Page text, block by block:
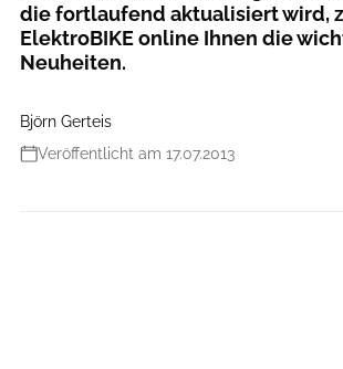
die fortlaufend aktualisiert wird,
ElektroBIKE online Ihnen die
Neuheiten.
Björn Gerteis
Veröffentlicht am 17.07.2013